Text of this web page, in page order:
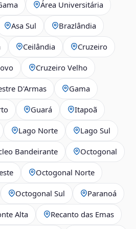
Área Universitária
Asa Sul Brazlândia
Ceilândia Cruzeiro
Cruzeiro Velho
D'Armas Gama
Guará Itapoã
Lago Norte Lago Sul
Bandeirante Octogonal
Octogonal Norte
Octogonal Sul Paranoá
Alta Recanto das Emas